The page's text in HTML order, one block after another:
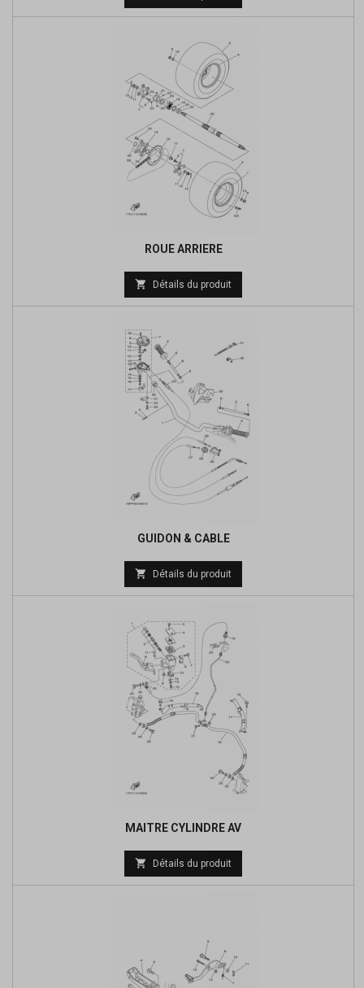
de
ROUE ARRIERE
Prix
de
 Détails du produit
GUIDON & CABLE
Prix
de
 Détails du produit
MAITRE CYLINDRE AV
Prix
de
 Détails du produit